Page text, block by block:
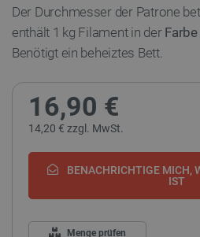
Der Durchmesser der Patrone
enthält 1 kg Filament in der
Benötigt ein beheiztes Bett.
16,90 €
14,20 € zzgl. MwSt.
BENACHRICHTIGE MICH,
IST
Menge prüfen